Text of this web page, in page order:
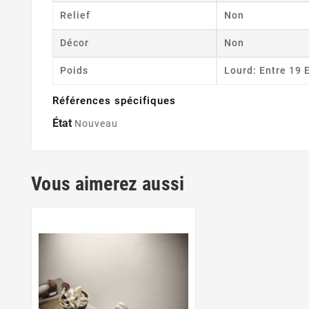
Relief Non
Décor Non
Poids Lourd: Entre 19
Références spécifiques
État Nouveau
Vous aimerez aussi